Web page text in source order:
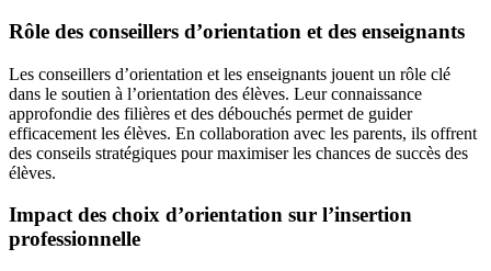
Rôle des conseillers d’orientation et des enseignants
Les conseillers d’orientation et les enseignants jouent un rôle clé
dans le soutien à l’orientation des élèves. Leur connaissance
approfondie des filières et des débouchés permet de guider
efficacement les élèves. En collaboration avec les parents, ils offrent
des conseils stratégiques pour maximiser les chances de succès des
élèves.
Impact des choix d’orientation sur l’insertion
professionnelle